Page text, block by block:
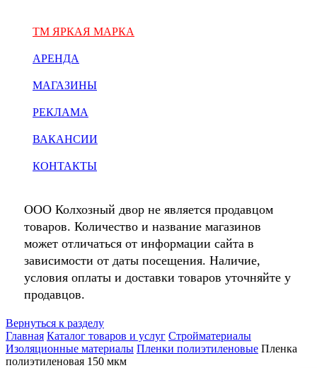
ТМ ЯРКАЯ МАРКА
АРЕНДА
МАГАЗИНЫ
РЕКЛАМА
ВАКАНСИИ
КОНТАКТЫ
ООО Колхозный двор не является продавцом
товаров. Количество и название магазинов
может отличаться от информации сайта в
зависимости от даты посещения. Наличие,
условия оплаты и доставки товаров уточняйте у
продавцов.
Вернуться к разделу
Главная Каталог товаров и услуг Стройматериалы
Изоляционные материалы Пленки полиэтиленовые Пленка
полиэтиленовая 150 мкм